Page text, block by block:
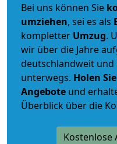
Bei uns können Sie
umziehen, sei es als
kompletter Umzug.
wir über die Jahre
deutschlandweit
unterwegs. Holen
Angebote und
Überblick über die
Kostenlose